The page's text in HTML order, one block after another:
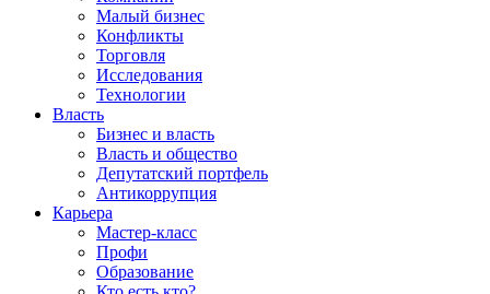
Малый бизнес
Конфликты
Торговля
Исследования
Технологии
Власть
Бизнес и власть
Власть и общество
Депутатский портфель
Антикоррупция
Карьера
Мастер-класс
Профи
Образование